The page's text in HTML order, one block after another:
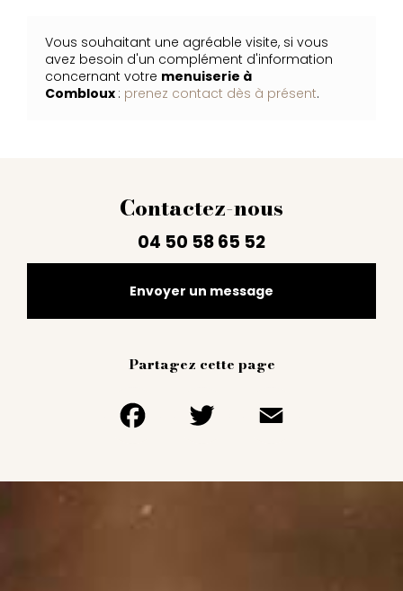
Vous souhaitant une agréable visite, si vous
avez besoin d'un complément d'information
concernant votre menuiserie à
Combloux : prenez contact dès à présent.
Contactez-nous
04 50 58 65 52
Envoyer un message
Partagez cette page